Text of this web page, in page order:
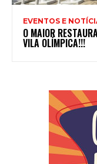
EVENTOS E
O MAIOR
VILA OLÍMPICA!!!